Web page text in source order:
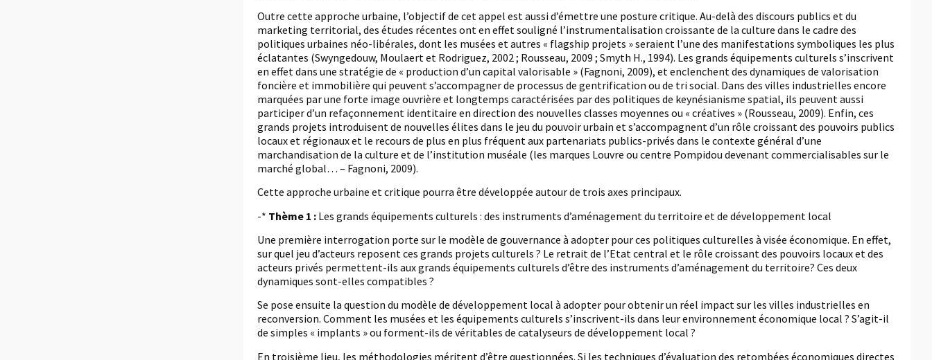
Outre cette approche urbaine, l’objectif de cet appel est aussi d’émettre une posture critique. Au-delà des discours publics et du
marketing territorial, des études récentes ont en effet souligné l’instrumentalisation croissante de la culture dans le cadre des
politiques urbaines néo-libérales, dont les musées et autres « flagship projets » seraient l’une des manifestations symboliques les plus
éclatantes (Swyngedouw, Moulaert et Rodriguez, 2002 ; Rousseau, 2009 ; Smyth H., 1994). Les grands équipements culturels s’inscrivent
en effet dans une stratégie de « production d’un capital valorisable » (Fagnoni, 2009), et enclenchent des dynamiques de valorisation
foncière et immobilière qui peuvent s’accompagner de processus de gentrification ou de tri social. Dans des villes industrielles encore
marquées par une forte image ouvrière et longtemps caractérisées par des politiques de keynésianisme spatial, ils peuvent aussi
participer d’un refaçonnement identitaire en direction des nouvelles classes moyennes ou « créatives » (Rousseau, 2009). Enfin, ces
grands projets introduisent de nouvelles élites dans le jeu du pouvoir urbain et s’accompagnent d’un rôle croissant des pouvoirs publics
locaux et régionaux et le recours de plus en plus fréquent aux partenariats publics-privés dans le contexte général d’une
marchandisation de la culture et de l’institution muséale (les marques Louvre ou centre Pompidou devenant commercialisables sur le
marché global… – Fagnoni, 2009).
Cette approche urbaine et critique pourra être développée autour de trois axes principaux.
-* Thème 1 : Les grands équipements culturels : des instruments d’aménagement du territoire et de développement local
Une première interrogation porte sur le modèle de gouvernance à adopter pour ces politiques culturelles à visée économique. En effet,
sur quel jeu d’acteurs reposent ces grands projets culturels ? Le retrait de l’Etat central et le rôle croissant des pouvoirs locaux et des
acteurs privés permettent-ils aux grands équipements culturels d’être des instruments d’aménagement du territoire? Ces deux
dynamiques sont-elles compatibles ?
Se pose ensuite la question du modèle de développement local à adopter pour obtenir un réel impact sur les villes industrielles en
reconversion. Comment les musées et les équipements culturels s’inscrivent-ils dans leur environnement économique local ? S’agit-il
de simples « implants » ou forment-ils de véritables de catalyseurs de développement local ?
En troisième lieu, les méthodologies méritent d’être questionnées. Si les techniques d’évaluation des retombées économiques directes